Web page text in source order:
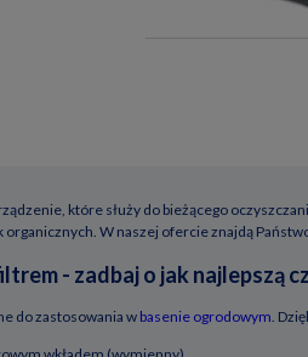
które służy do bieżącego
organicznych. W naszej ofercie znajdą
- zadbaj o jak najlepszą
do zastosowania w basenie ogrodowym .